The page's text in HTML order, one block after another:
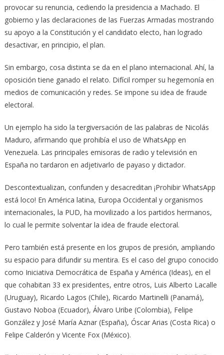
provocar su renuncia, cediendo la presidencia a Machado. El
gobierno y las declaraciones de las Fuerzas Armadas mostrando
su apoyo a la Constitución y el candidato electo, han logrado
desactivar, en principio, el plan.
Sin embargo, cosa distinta se da en el plano internacional. Ahí, la
oposición tiene ganado el relato. Difícil romper su hegemonía en
medios de comunicación y redes. Se impone su idea de fraude
electoral.
Un ejemplo ha sido la tergiversación de las palabras de Nicolás
Maduro, afirmando que prohibía el uso de WhatsApp en
Venezuela. Las principales emisoras de radio y televisión en
España no tardaron en adjetivarlo de payaso y dictador.
Descontextualizan, confunden y desacreditan ¡Prohibir WhatsApp
está loco! En América latina, Europa Occidental y organismos
internacionales, la PUD, ha movilizado a los partidos hermanos,
lo cual le permite solventar la idea de fraude electoral.
Pero también está presente en los grupos de presión, ampliando
su espacio para difundir su mentira. Es el caso del grupo conocido
como Iniciativa Democrática de España y América (Ideas), en el
que cohabitan 33 ex presidentes, entre otros, Luis Alberto Lacalle
(Uruguay), Ricardo Lagos (Chile), Ricardo Martinelli (Panamá),
Gustavo Noboa (Ecuador), Álvaro Uribe (Colombia), Felipe
González y José María Aznar (España), Óscar Arias (Costa Rica) o
Felipe Calderón y Vicente Fox (México).